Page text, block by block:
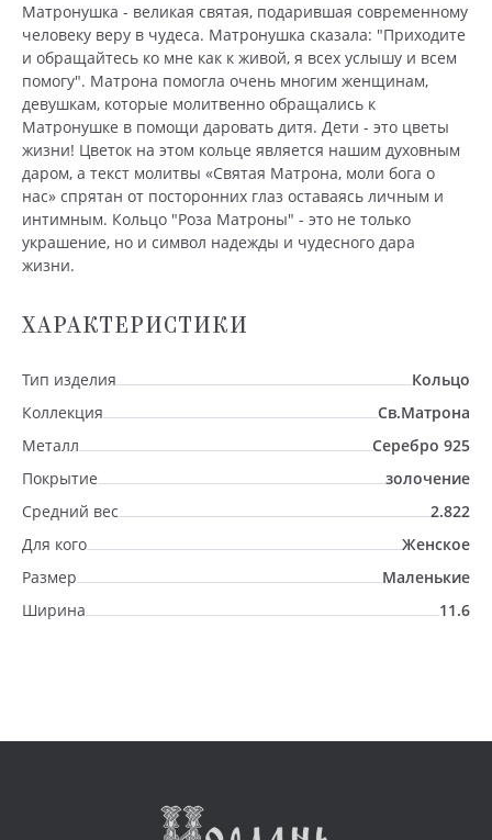
Матронушка - великая святая, подарившая современному
человеку веру в чудеса. Матронушка сказала: "Приходите
и обращайтесь ко мне как к живой, я всех услышу и всем
помогу". Матрона помогла очень многим женщинам,
девушкам, которые молитвенно обращались к
Матронушке в помощи даровать дитя. Дети - это цветы
жизни! Цветок на этом кольце является нашим духовным
даром, а текст молитвы «Святая Матрона, моли бога о
нас» спрятан от посторонних глаз оставаясь личным и
интимным. Кольцо "Роза Матроны" - это не только
украшение, но и символ надежды и чудесного дара
жизни.
ХАРАКТЕРИСТИКИ
Тип изделия
Кольцо
Коллекция
Св.Матрона
Металл
Серебро 925
Покрытие
золочение
Средний вес
2.822
Для кого
Женское
Размер
Маленькие
Ширина
11.6